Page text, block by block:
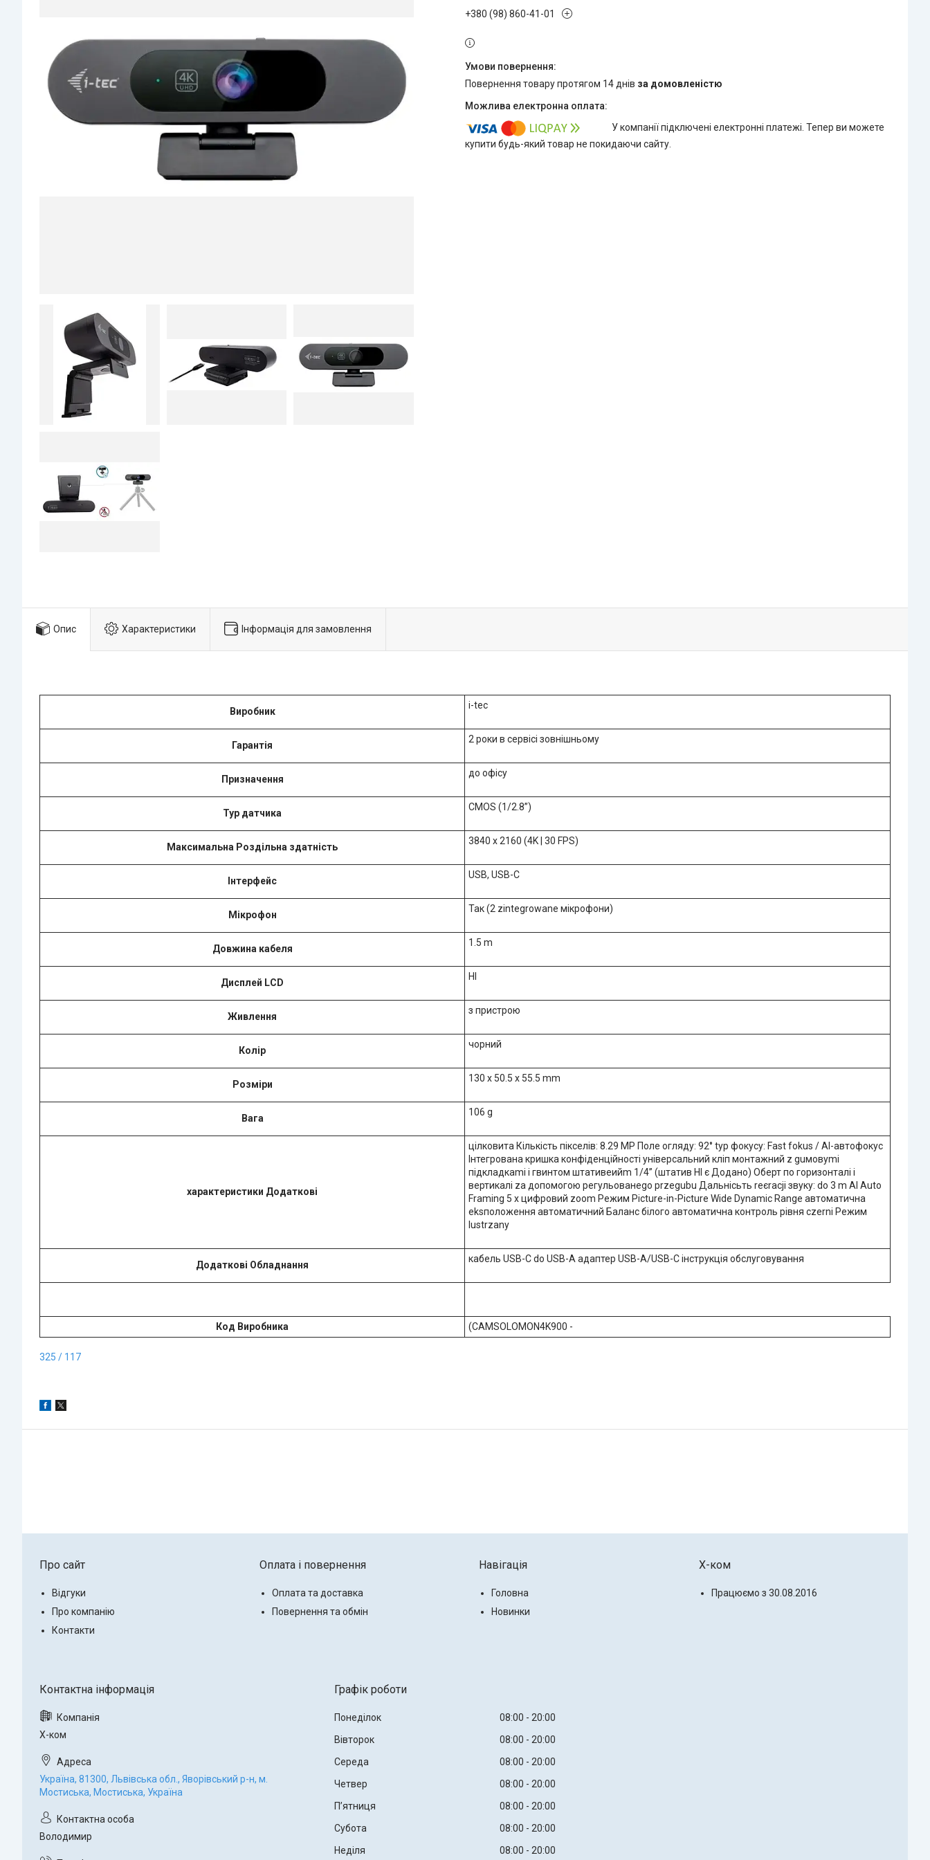
+380 (98) 860-41-01
повернення товару протягом 14 днів за домовленістю
У компанії підключені електронні платежі. Тепер ви можете
купити будь-який товар не покидаючи сайту.
Опис Характеристики Інформація для замовлення
Виробник
i-tec
Гарантія
2 роки в сервісі зовнішньому
Призначення
до офісу
Typ датчикa
CMOS (1/2.8”)
Максимальна Роздільна здатність
3840 x 2160 (4K | 30 FPS)
Інтерфейс
USB, USB-C
Мікрофон
Так (2 zintegrowane мікрофони)
Довжина кабеля
1.5 m
Дисплей LCD
НІ
Живлення
з пристрою
Колір
чорний
Розміри
130 x 50.5 x 55.5 mm
Вага
106 g
характеристики Додаткові
цілковита Кількість пікселів: 8.29 MP Поле огляду: 92° typ фокусу: Fast fokus / AI-автофокус
Інтегрована кришка конфіденційності універсальний кліп монтажний z guмовуmi
підкладкаmi i гвинтом штативеийm 1/4” (штатив НІ є Додано) Оберт по горизонталі i
вертикалі za допомогою регульованеgo przegubu Дальнісьть reєracji звуку: do 3 m AI Auto
Framing 5 x цифровий zoom Режим Picture-in-Picture Wide Dynamic Range автоматична
eksположення автоматичний Баланс білого автоматична контроль рівня czerni Режим
lustrzany
Додаткові Обладнання
кабель USB-C do USB-A адаптер USB-A/USB-C інструкція обслуговування
Код Виробника (CAMSOLOMON4K900 -
325 / 117
Про сайт
Відгуки
Про компанію
Контакти
Оплата і повернення
Оплата та доставка
Повернення та обмін
Навігація
Головна
Новинки
X-ком
Працюємо з 30.08.2016
Х-ком
Україна, 81300, Львівська обл., Яворівський р-н, м.
Мостиська, Мостиська, Україна
Володимир
Графік роботи
Понеділок 08:00
20:00
Вівторок
08:00
20:00
Середа
08:00
20:00
Четвер
08:00
20:00
Пʼятниця
08:00
20:00
Субота
08:00
20:00
Неділя
08:00 20:00